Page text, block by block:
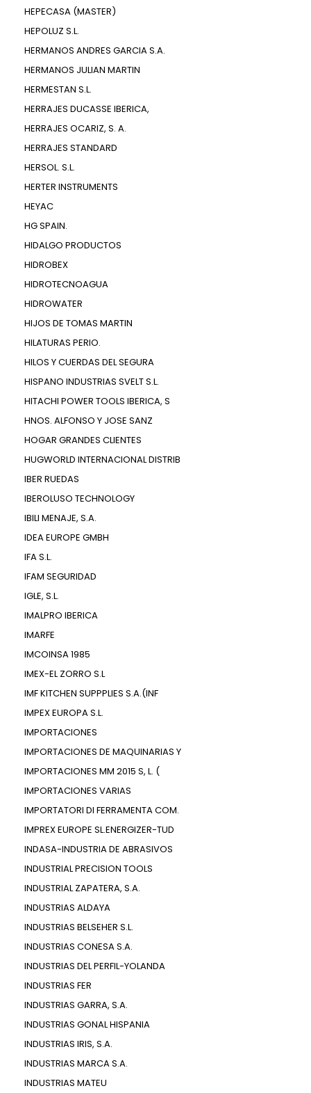
HEPECASA (MASTER)
HEPOLUZ S.L.
HERMANOS ANDRES GARCIA S.A.
HERMANOS JULIAN MARTIN
HERMESTAN S.L.
HERRAJES DUCASSE IBERICA,
HERRAJES OCARIZ, S. A.
HERRAJES STANDARD
HERSOL. S.L.
HERTER INSTRUMENTS
HEYAC
HG SPAIN.
HIDALGO PRODUCTOS
HIDROBEX
HIDROTECNOAGUA
HIDROWATER
HIJOS DE TOMAS MARTIN
HILATURAS PERIO.
HILOS Y CUERDAS DEL SEGURA
HISPANO INDUSTRIAS SVELT S.L.
HITACHI POWER TOOLS IBERICA, S
HNOS. ALFONSO Y JOSE SANZ
HOGAR GRANDES CLIENTES
HUGWORLD INTERNACIONAL DISTRIB
IBER RUEDAS
IBEROLUSO TECHNOLOGY
IBILI MENAJE, S.A.
IDEA EUROPE GMBH
IFA S.L.
IFAM SEGURIDAD
IGLE, S.L.
IMALPRO IBERICA
IMARFE
IMCOINSA 1985
IMEX-EL ZORRO S.L
IMF KITCHEN SUPPPLIES S.A.(INF
IMPEX EUROPA S.L.
IMPORTACIONES
IMPORTACIONES DE MAQUINARIAS Y
IMPORTACIONES MM 2015 S, L. (
IMPORTACIONES VARIAS
IMPORTATORI DI FERRAMENTA COM.
IMPREX EUROPE SL.ENERGIZER-TUD
INDASA-INDUSTRIA DE ABRASIVOS
INDUSTRIAL PRECISION TOOLS
INDUSTRIAL ZAPATERA, S.A.
INDUSTRIAS ALDAYA
INDUSTRIAS BELSEHER S.L.
INDUSTRIAS CONESA S.A.
INDUSTRIAS DEL PERFIL-YOLANDA
INDUSTRIAS FER
INDUSTRIAS GARRA, S.A.
INDUSTRIAS GONAL HISPANIA
INDUSTRIAS IRIS, S.A.
INDUSTRIAS MARCA S.A.
INDUSTRIAS MATEU